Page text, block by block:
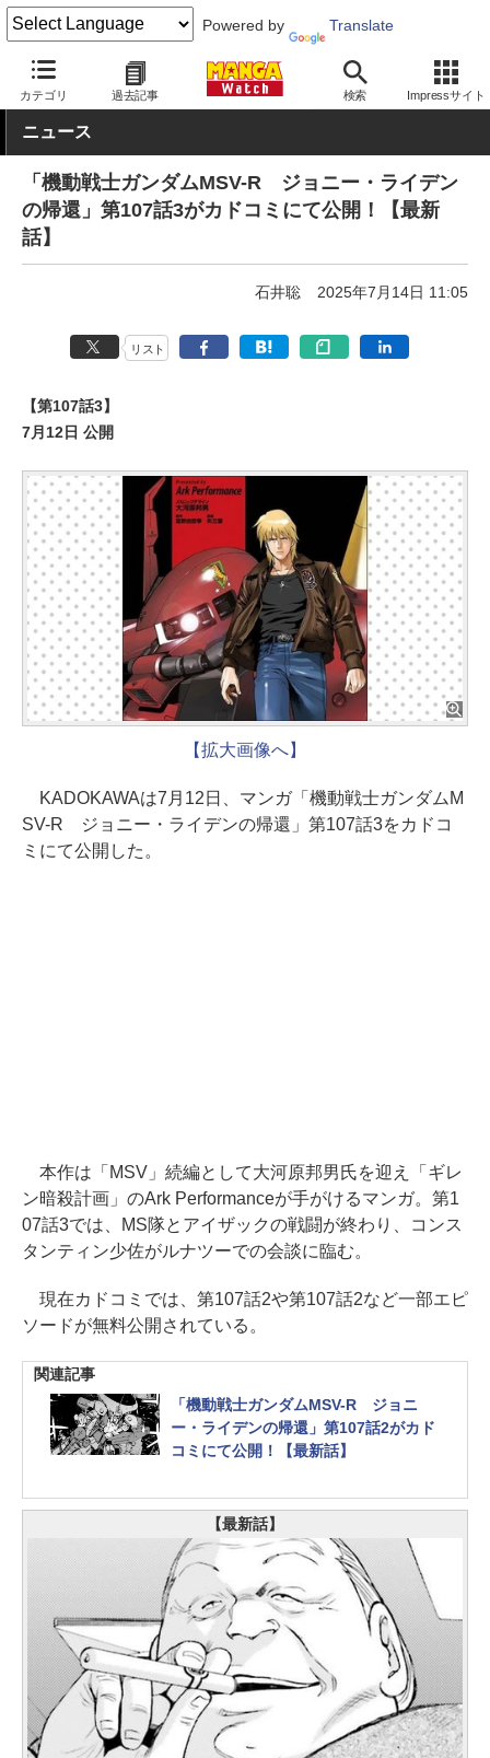
Powered by Translate
カテゴリ 過去記事 検索 Impressサイト
MANGA Watch Web/アプリ カドコミ
ニュース
「機動戦士ガンダムMSV-R ジョニー・ライデン
の帰還」第107話3がカドコミにて公開！【最新
話】
石井聡 2025年7月14日 11:05
リスト
【第107話3】
7月12日 公開
【拡大画像へ】
KADOKAWAは7月12日、マンガ「機動戦士ガンダムM
SV-R ジョニー・ライデンの帰還」第107話3をカドコ
ミにて公開した。
本作は「MSV」続編として大河原邦男氏を迎え「ギレ
ン暗殺計画」のArk Performanceが手がけるマンガ。第1
07話3では、MS隊とアイザックの戦闘が終わり、コンス
タンティン少佐がルナツーでの会談に臨む。
現在カドコミでは、第107話2や第107話2など一部エピ
ソードが無料公開されている。
関連記事
「機動戦士ガンダムMSV-R ジョニ
ー・ライデンの帰還」第107話2がカド
コミにて公開！【最新話】
【最新話】